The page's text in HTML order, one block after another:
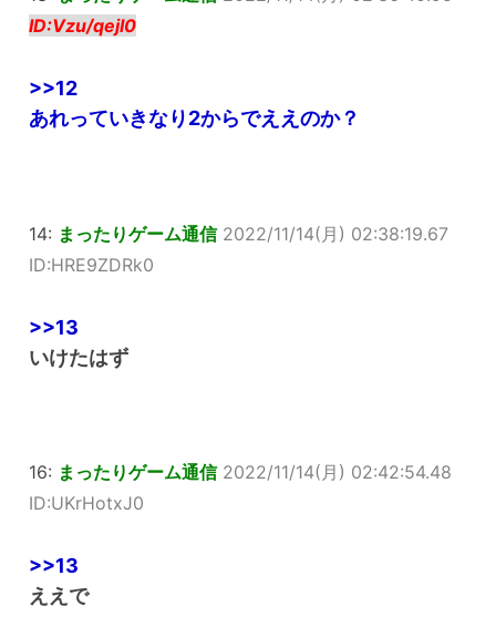
ID:Vzu/qejI0
>>12
あれっていきなり2からでええのか？
14: まったりゲーム通信 2022/11/14(月) 02:38:19.67
ID:HRE9ZDRk0
>>13
いけたはず
16: まったりゲーム通信 2022/11/14(月) 02:42:54.48
ID:UKrHotxJ0
>>13
ええで